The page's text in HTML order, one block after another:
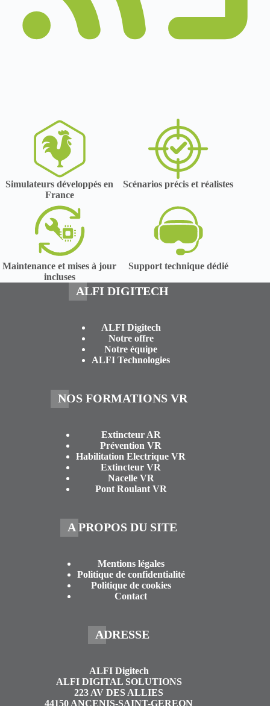
Simulateurs développés en
France
Scénarios précis et réalistes
Maintenance et mises à jour
incluses
Support technique dédié
ALFI DIGITECH
ALFI Digitech
Notre offre
Notre équipe
ALFI Technologies
NOS FORMATIONS VR
Extincteur AR
Prévention VR
Habilitation Electrique VR
Extincteur VR
Nacelle VR
Pont Roulant VR
A PROPOS DU SITE
Mentions légales
Politique de confidentialité
Politique de cookies
Contact
ADRESSE
ALFI Digitech
ALFI DIGITAL SOLUTIONS
223 AV DES ALLIES
44150 ANCENIS-SAINT-GEREON